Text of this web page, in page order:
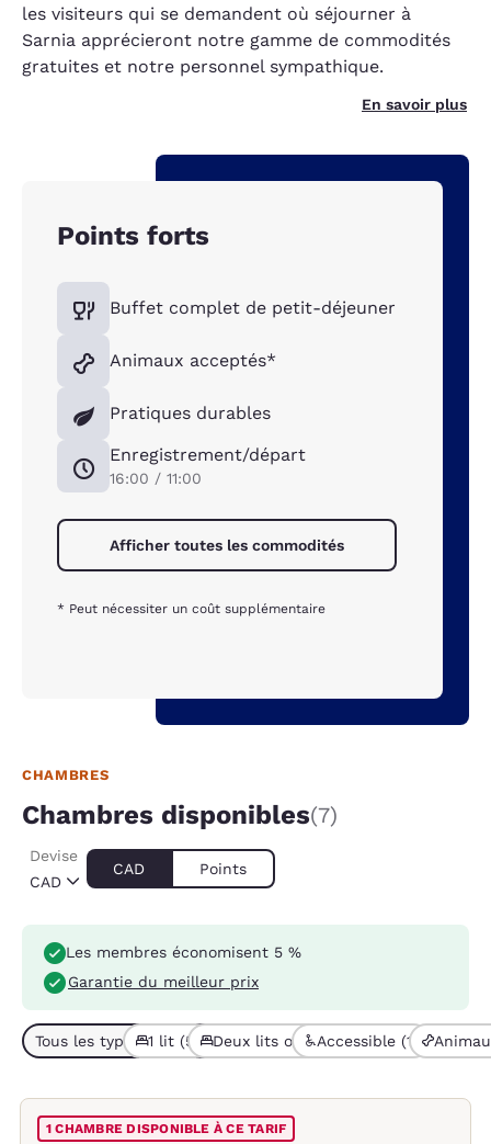
les visiteurs qui se demandent où séjourner à
Sarnia apprécieront notre gamme de commodités
gratuites et notre personnel sympathique.
En savoir plus
Points forts
Buffet complet de petit-déjeuner
Animaux acceptés*
Pratiques durables
Enregistrement/départ
16:00 / 11:00
Afficher toutes les commodités
* Peut nécessiter un coût supplémentaire
CHAMBRES
Chambres disponibles(7)
CAD
Devise
CAD Points
Les membres économisent 5 %
Garantie du meilleur prix
Tous les types de chambres (7)
1 lit (5) Deux lits ou plus (2)Accessible (1)
1 CHAMBRE DISPONIBLE À CE TARIF